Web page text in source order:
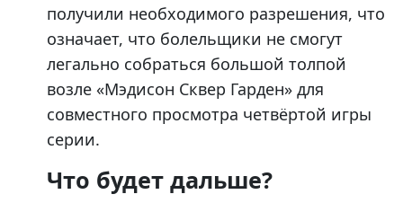
получили необходимого разрешения, что
означает, что болельщики не смогут
легально собраться большой толпой
возле «Мэдисон Сквер Гарден» для
совместного просмотра четвёртой игры
серии.
Что будет дальше?